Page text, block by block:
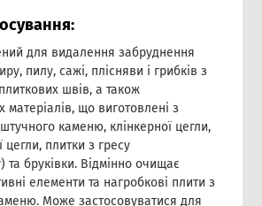
для видалення забруднення
пилу, сажі, плісняви і грибків з
швів, а також
що виготовлені з
каменю, клінкерної цегли,
плитки з гресу
та бруківки. Відмінно очищає
елементи та нагробкові плити з
Може застосовуватися для